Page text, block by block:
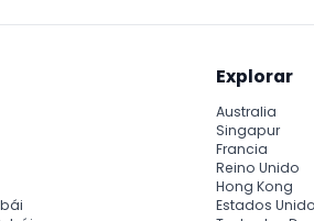
Explorar
Australia
Singapur
Francia
Reino Unido
Hong Kong
Estados